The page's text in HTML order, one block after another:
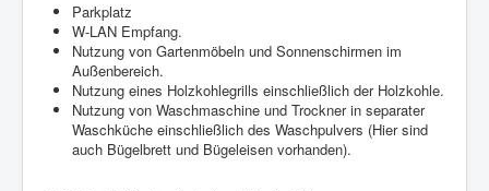
Parkplatz
W-LAN Empfang.
Nutzung von Gartenmöbeln und Sonnenschirmen im
Außenbereich.
Nutzung eines Holzkohlegrills einschließlich der Holzkohle.
Nutzung von Waschmaschine und Trockner in separater
Waschküche einschließlich des Waschpulvers (Hier sind
auch Bügelbrett und Bügeleisen vorhanden).